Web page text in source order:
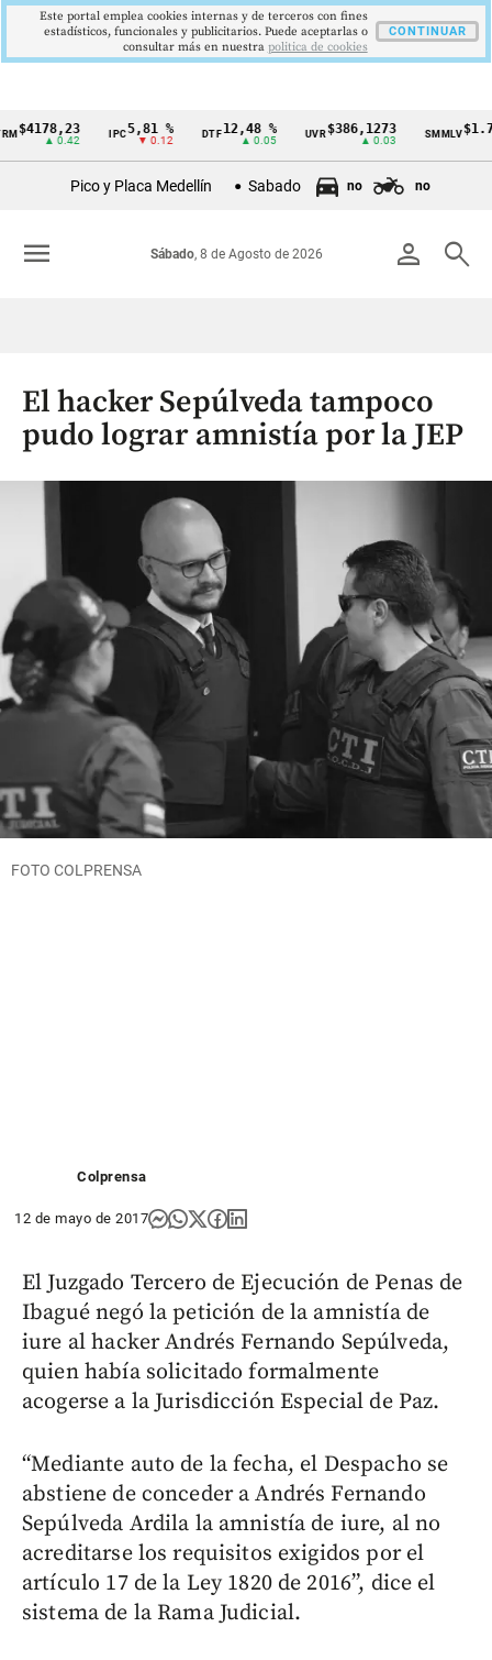
Cintillo
Colombia
▲ 0.42
IPC 5,81 %
▼ 0.12
DTF 12,48 %
▲ 0.05
UVR $386,1273
▲ 0.03
SMMLV
Pico y Placa Medellín Sabado no no
person search
Sábado, 8 de Agosto de 2026
menu
El hacker Sepúlveda tampoco
pudo lograr amnistía por la JEP
FOTO COLPRENSA
Colprensa
12 de mayo de 2017
El Juzgado Tercero de Ejecución de Penas de
Ibagué negó la petición de la amnistía de
iure al hacker Andrés Fernando Sepúlveda,
quien había solicitado formalmente
acogerse a la Jurisdicción Especial de Paz.
“Mediante auto de la fecha, el Despacho se
abstiene de conceder a Andrés Fernando
Sepúlveda Ardila la amnistía de iure, al no
acreditarse los requisitos exigidos por el
artículo 17 de la Ley 1820 de 2016”, dice el
sistema de la Rama Judicial.
Este portal emplea cookies internas y de terceros con fines
estadísticos, funcionales y publicitarios. Puede aceptarlas o
consultar más en nuestra politica de cookies
CONTINUAR